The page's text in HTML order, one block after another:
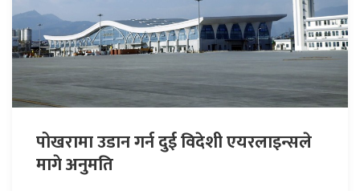
पोखरामा उडान गर्न दुई विदेशी एयरलाइन्सले
मागे अनुमति